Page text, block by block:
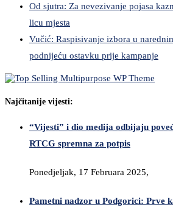
Od sjutra: Za nevezivanje pojasa
licu mjesta
Vučić: Raspisivanje izbora u
podnijeću ostavku prije kampanje
Najčitanije vijesti:
“Vijesti” i dio medija odbijaju
RTCG spremna za potpis
Ponedjeljak, 17 Februara 2025,
Pametni nadzor u Podgorici: Prve